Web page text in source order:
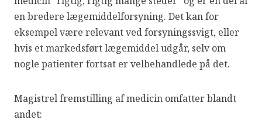
en bredere lægemiddelforsyning. Det kan for
eksempel være relevant ved forsyningssvigt, eller
hvis et markedsført lægemiddel udgår, selv om
nogle patienter fortsat er velbehandlede på det.
Magistrel fremstilling af medicin omfatter blandt
andet: